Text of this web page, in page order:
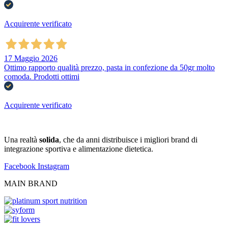
Acquirente verificato
17 Maggio 2026
Ottimo rapporto qualità prezzo, pasta in confezione da 50gr molto
comoda. Prodotti ottimi
Acquirente verificato
Una realtà solida, che da anni distribuisce i migliori brand di
integrazione sportiva e alimentazione dietetica.
Facebook Instagram
MAIN BRAND